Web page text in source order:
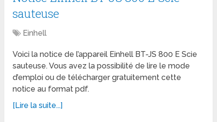
sauteuse
Einhell
Voici la notice de l’appareil Einhell BT-JS 800 E Scie
sauteuse. Vous avez la possibilité de lire le mode
d’emploi ou de télécharger gratuitement cette
notice au format pdf.
[Lire la suite...]